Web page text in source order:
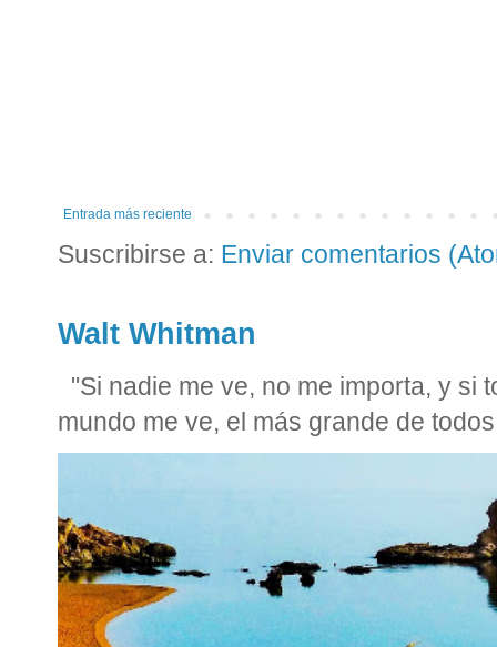
Entrada más reciente
Suscribirse a: Enviar comentarios
Walt Whitman
"Si nadie me ve, no me importa, y si
mundo me ve, el más grande de